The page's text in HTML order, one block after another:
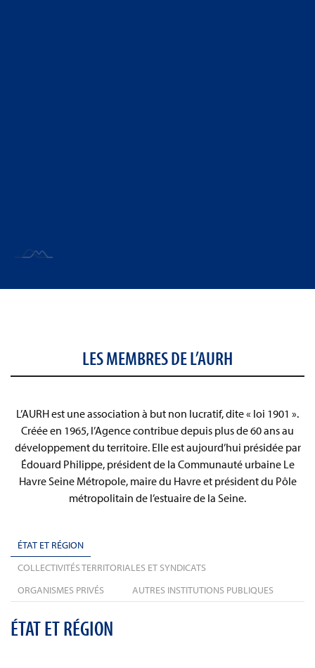
LES MEMBRES DE L’AURH
L’AURH est une association à but non lucratif, dite « loi 1901 ».
Créée en 1965, l’Agence contribue depuis plus de 60 ans au
développement du territoire. Elle est aujourd’hui présidée par
Édouard Philippe, président de la Communauté urbaine Le
Havre Seine Métropole, maire du Havre et président du Pôle
métropolitain de l’estuaire de la Seine.
ÉTAT ET RÉGION
COLLECTIVITÉS TERRITORIALES ET SYNDICATS
ORGANISMES PRIVÉS
AUTRES INSTITUTIONS PUBLIQUES
ÉTAT ET RÉGION